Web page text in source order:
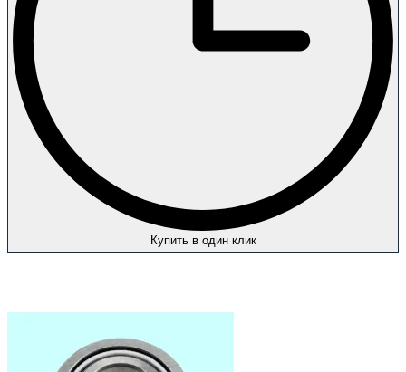
Купить в один клик